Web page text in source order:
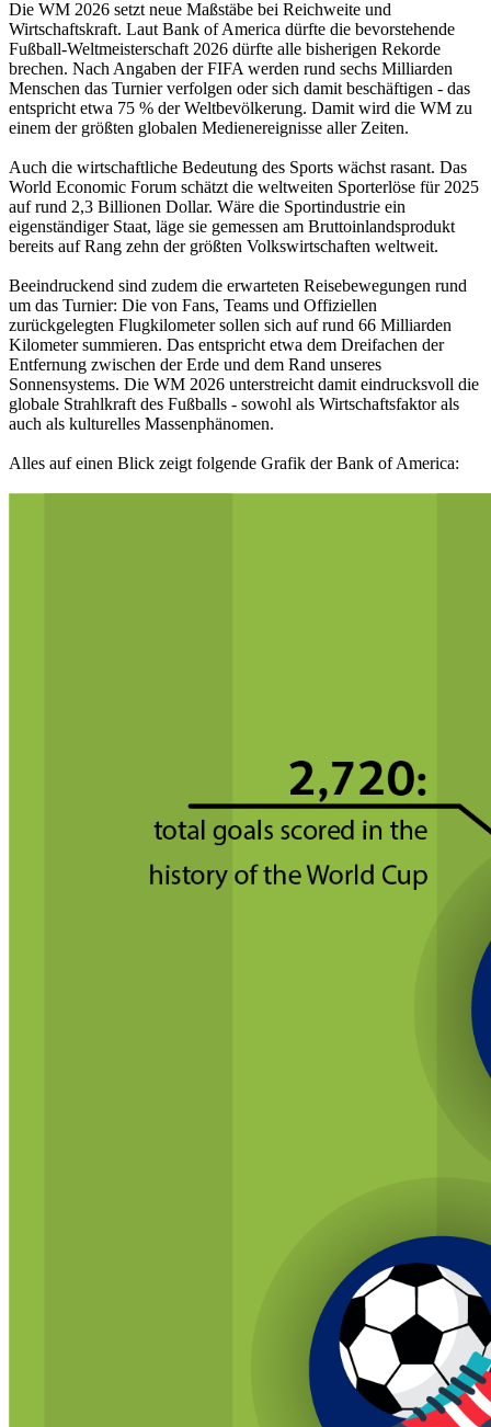
Die WM 2026 setzt neue Maßstäbe bei Reichweite und
Wirtschaftskraft. Laut Bank of America dürfte die bevorstehende
Fußball-Weltmeisterschaft 2026 dürfte alle bisherigen Rekorde
brechen. Nach Angaben der FIFA werden rund sechs Milliarden
Menschen das Turnier verfolgen oder sich damit beschäftigen - das
entspricht etwa 75 % der Weltbevölkerung. Damit wird die WM zu
einem der größten globalen Medienereignisse aller Zeiten.
Auch die wirtschaftliche Bedeutung des Sports wächst rasant. Das
World Economic Forum schätzt die weltweiten Sporterlöse für 2025
auf rund 2,3 Billionen Dollar. Wäre die Sportindustrie ein
eigenständiger Staat, läge sie gemessen am Bruttoinlandsprodukt
bereits auf Rang zehn der größten Volkswirtschaften weltweit.
Beeindruckend sind zudem die erwarteten Reisebewegungen rund
um das Turnier: Die von Fans, Teams und Offiziellen
zurückgelegten Flugkilometer sollen sich auf rund 66 Milliarden
Kilometer summieren. Das entspricht etwa dem Dreifachen der
Entfernung zwischen der Erde und dem Rand unseres
Sonnensystems. Die WM 2026 unterstreicht damit eindrucksvoll die
globale Strahlkraft des Fußballs - sowohl als Wirtschaftsfaktor als
auch als kulturelles Massenphänomen.
Alles auf einen Blick zeigt folgende Grafik der Bank of America: